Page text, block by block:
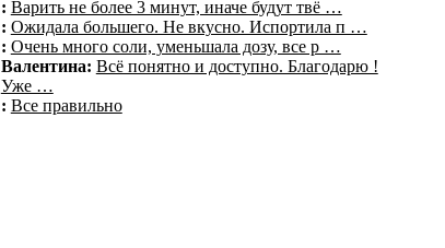
: Варить не более 3 минут, иначе будут твё …
: Ожидала большего. Не вкусно. Испортила п …
: Очень много соли, уменьшала дозу, все р …
Валентина: Всё понятно и доступно. Благодарю !
Уже …
: Все правильно